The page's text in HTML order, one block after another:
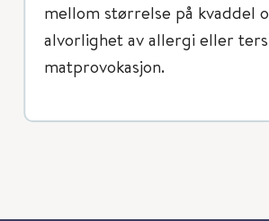
mellom størrelse på kvaddel
alvorlighet av allergi eller
matprovokasjon.